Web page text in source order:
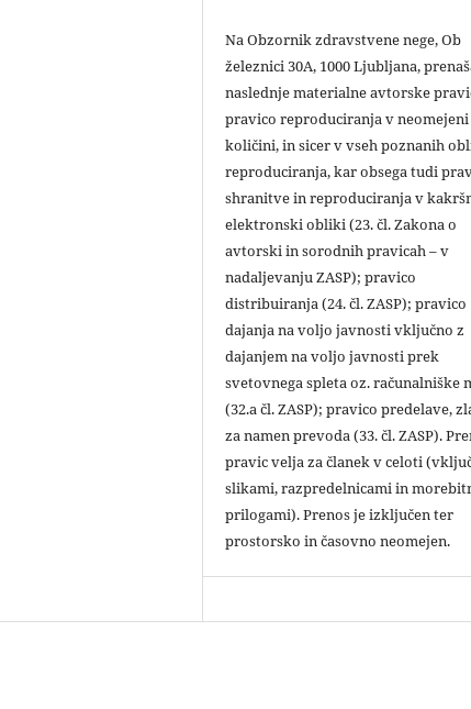
Na Obzornik zdravstvene nege, Ob
železnici 30A, 1000 Ljubljana,
naslednje materialne avtorske
pravico reproduciranja v neomejeni
količini, in sicer v vseh poznanih
reproduciranja, kar obsega tudi
shranitve in reproduciranja v
elektronski obliki (23. čl. Zakona o
avtorski in sorodnih pravicah – v
nadaljevanju ZASP); pravico
distribuiranja (24. čl. ZASP); pravico
dajanja na voljo javnosti vključno z
dajanjem na voljo javnosti prek
svetovnega spleta oz. računalniške
(32.a čl. ZASP); pravico predelave,
za namen prevoda (33. čl. ZASP).
pravic velja za članek v celoti
slikami, razpredelnicami in
prilogami). Prenos je izključen ter
prostorsko in časovno neomejen.